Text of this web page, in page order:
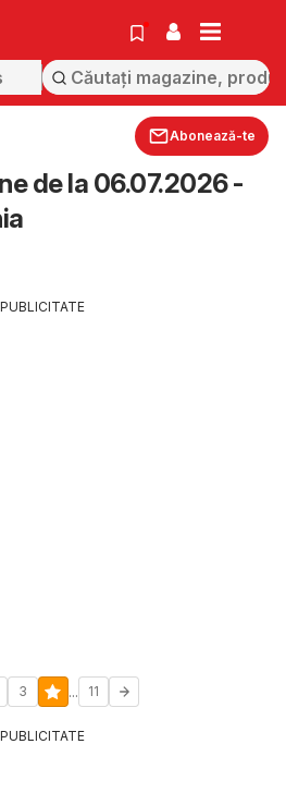
Abonează-te
de la 06.07.2026 -
PUBLICITATE
3 ... 11
PUBLICITATE